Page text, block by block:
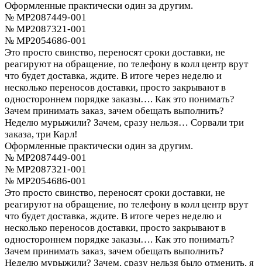
Оформленные практически один за другим.
№ MP2087449-001
№ MP2087321-001
№ MP2054686-001
Это просто свинство, переносят сроки доставки, не
реагируют на обращение, по телефону в колл центр врут
что будет доставка, ждите. В итоге через неделю и
несколько переносов доставки, просто закрывают в
одностороннем порядке заказы…. Как это понимать?
Зачем принимать заказ, зачем обещать выполнить?
Неделю мурыжили? Зачем, сразу нельзя… Сорвали три
заказа, три Карл!
Оформленные практически один за другим.
№ MP2087449-001
№ MP2087321-001
№ MP2054686-001
Это просто свинство, переносят сроки доставки, не
реагируют на обращение, по телефону в колл центр врут
что будет доставка, ждите. В итоге через неделю и
несколько переносов доставки, просто закрывают в
одностороннем порядке заказы…. Как это понимать?
Зачем принимать заказ, зачем обещать выполнить?
Неделю мурыжили? Зачем, сразу нельзя было отменить, я